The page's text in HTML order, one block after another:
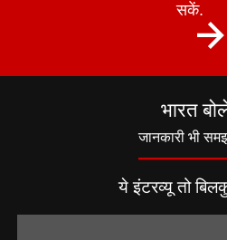
सकें.
भारत
जानकारी भी
ये इंटरव्यू तो